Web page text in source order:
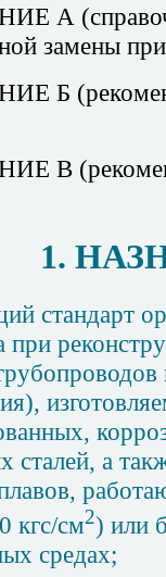
А
замены
Б
В
1.
стандарт
при
сталей, а
кгс/см2) или
средах;